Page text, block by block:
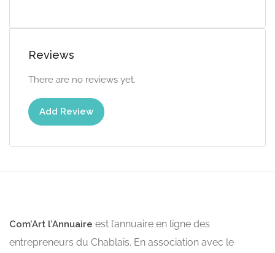
Reviews
There are no reviews yet.
Add Review
Com’Art l’Annuaire est l’annuaire en ligne des
entrepreneurs du Chablais. En association avec le